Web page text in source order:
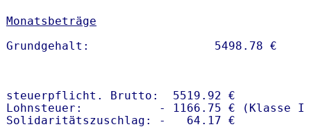
Monatsbeträge
steuerpflicht. Brutto:  5519.92 €
Lohnsteuer:           - 1166.75 € (Klasse I)
Solidaritätszuschlag: -   64.17 €